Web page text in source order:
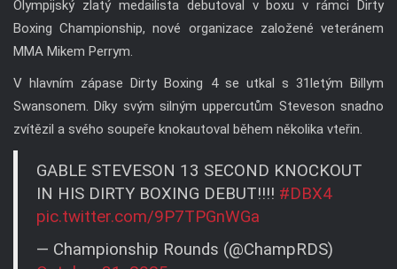
Olympijský zlatý medailista debutoval v boxu v rámci Dirty
Boxing Championship, nové organizace založené veteránem
MMA Mikem Perrym.
V hlavním zápase Dirty Boxing 4 se utkal s 31letým Billym
Swansonem. Díky svým silným uppercutům Steveson snadno
zvítězil a svého soupeře knokautoval během několika vteřin.
GABLE STEVESON 13 SECOND KNOCKOUT
IN HIS DIRTY BOXING DEBUT!!!! #DBX4
pic.twitter.com/9P7TPGnWGa
— Championship Rounds (@ChampRDS)